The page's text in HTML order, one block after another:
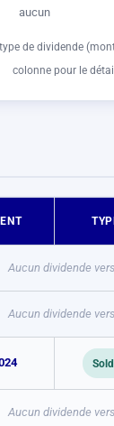
aucun
de dividende
colonne pour le
Aucun dividende
Aucun dividende
Aucun dividende